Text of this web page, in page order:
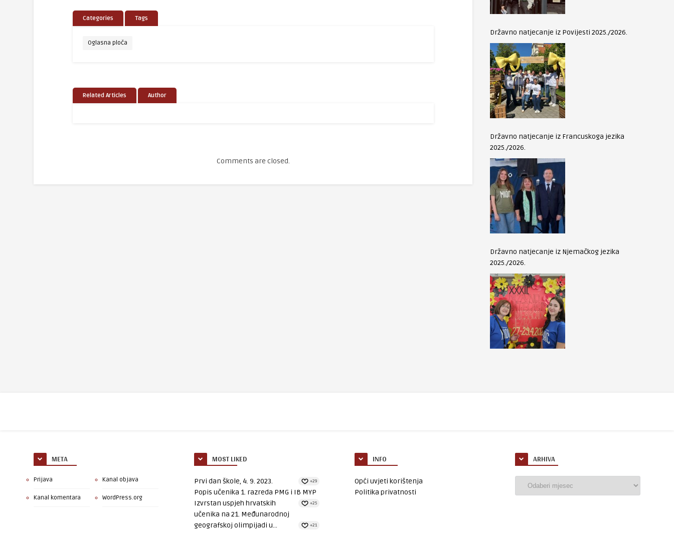
Categories Tags
Oglasna ploča
Related Articles Author
Comments are closed.
Državno natjecanje iz Povijesti 2025./2026.
Državno natjecanje iz Francuskoga jezika
2025./2026.
Državno natjecanje iz Njemačkog jezika
2025./2026.
META
Prijava Kanal objava
Kanal komentara WordPress.org
MOST LIKED
Prvi dan škole, 4. 9. 2023. +29
Popis učenika 1. razreda PMG i IB MYP
+25
Izvrstan uspjeh hrvatskih
učenika na 21. Međunarodnoj
geografskoj olimpijadi u...
+21
INFO
Opći uvjeti korištenja
Politika privatnosti
ARHIVA